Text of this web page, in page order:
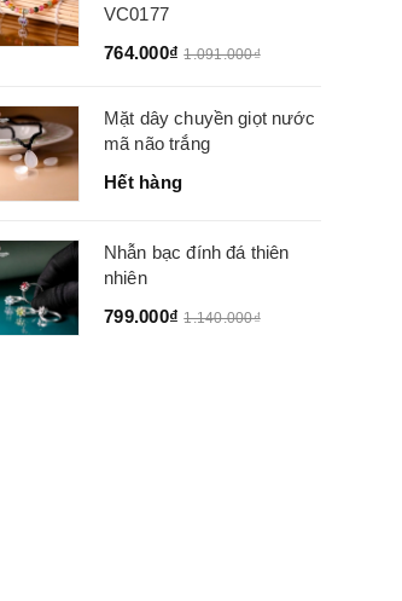
VC0177
764.000₫ 1.091.000₫
Mặt dây chuyền giọt nước
mã não trắng
Hết hàng
Nhẫn bạc đính đá thiên
nhiên
799.000₫ 1.140.000₫